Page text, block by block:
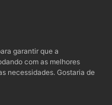
garantir que a
com as melhores
necessidades. Gostaria de